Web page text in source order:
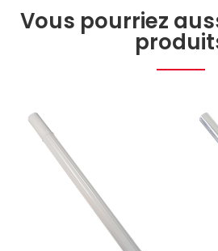
Vous pourriez